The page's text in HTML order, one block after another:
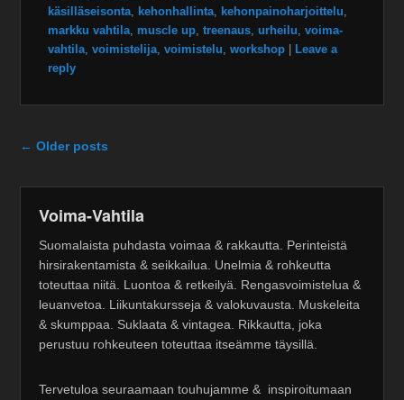
käsilläseisonta
kehonhallinta kehonpainoharjoittelu
markku vahtila muscle up ,treenaus ,urheilu ,voima-
vahtila ,voimistelija ,voimistelu ,workshop
Leave a
reply
Post navigation
← Older posts
Voima-Vahtila
Suomalaista puhdasta voimaa & rakkautta. Perinteistä
hirsirakentamista & seikkailua. Unelmia & rohkeutta
toteuttaa niitä. Luontoa & retkeilyä. Rengasvoimistelua &
leuanvetoa. Liikuntakursseja & valokuvausta. Muskeleita
& skumppaa. Suklaata & vintagea. Rikkautta, joka
perustuu rohkeuteen toteuttaa itseämme täysillä.
Tervetuloa seuraamaan touhujamme & inspiroitumaan